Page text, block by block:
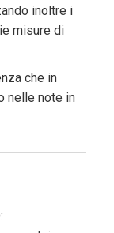
inoltre i
misure di
che in
nelle note in